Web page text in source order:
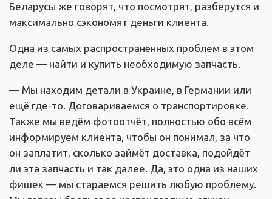
Беларусы же говорят, что посмотрят, разберутся и
максимально сэкономят деньги клиента.
Одна из самых распространённых проблем в этом
деле — найти и купить необходимую запчасть.
— Мы находим детали в Украине, в Германии или
ещё где-то. Договариваемся о транспортировке.
Также мы ведём фотоотчёт, полностью обо всём
информируем клиента, чтобы он понимал, за что
он заплатит, сколько займёт доставка, подойдёт
ли эта запчасть и так далее. Да, это одна из наших
фишек — мы стараемся решить любую проблему.